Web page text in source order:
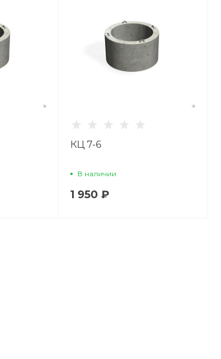
КЦ 7-6
В наличии
1 950 ₽